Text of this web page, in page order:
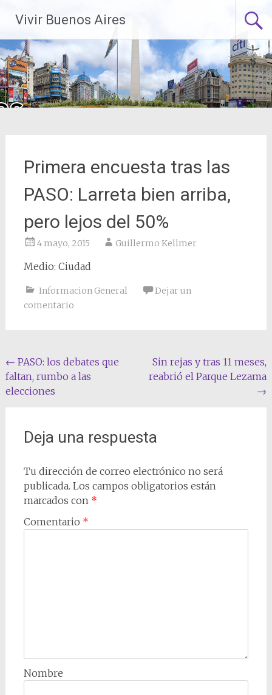
contenido
Vivir Buenos Aires
Primera encuesta tras las
PASO: Larreta bien arriba,
pero lejos del 50%
4 mayo, 2015 Guillermo Kellmer
Medio: Ciudad
Informacion General
Dejar un
comentario
Navegación
de
← PASO: los debates que
faltan, rumbo a las
elecciones
Sin rejas y tras 11 meses,
reabrió el Parque Lezama
→
Deja una respuesta
Tu dirección de correo electrónico no será
publicada. Los campos obligatorios están
marcados con *
Comentario *
Nombre